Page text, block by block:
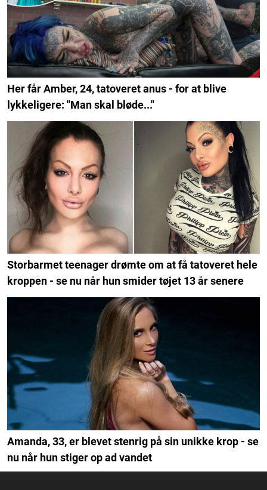
Her får Amber, 24, tatoveret anus - for at blive
lykkeligere: "Man skal bløde..."
Storbarmet teenager drømte om at få tatoveret hele
kroppen - se nu når hun smider tøjet 13 år senere
Amanda, 33, er blevet stenrig på sin unikke krop - se
nu når hun stiger op ad vandet